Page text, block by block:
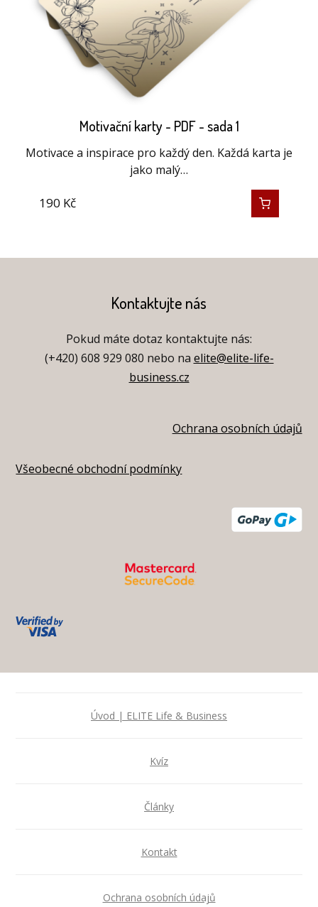
Motivační karty - PDF - sada 1
Motivace a inspirace pro každý den. Každá karta je
jako malý…
190 Kč
Kontaktujte nás
Pokud máte dotaz kontaktujte nás:
(+420) 608 929 080 nebo na elite@elite-life-
business.cz
Ochrana osobních údajů
Všeobecné obchodní podmínky
Úvod | ELITE Life & Business
Kvíz
Články
Kontakt
Ochrana osobních údajů